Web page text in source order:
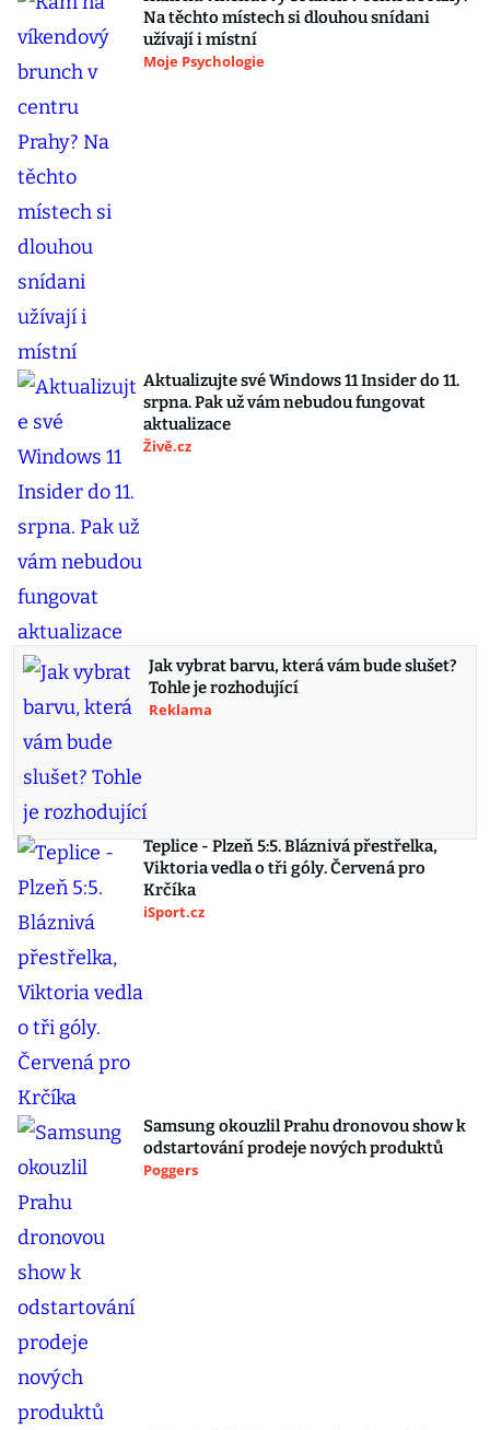
Na těchto místech si dlouhou snídani
užívají i místní
Moje Psychologie
Aktualizujte své Windows 11 Insider do 11.
srpna. Pak už vám nebudou fungovat
aktualizace
Živě.cz
Jak vybrat barvu, která vám bude slušet?
Tohle je rozhodující
Reklama
Teplice - Plzeň 5:5. Bláznivá přestřelka,
Viktoria vedla o tři góly. Červená pro
Krčíka
iSport.cz
Samsung okouzlil Prahu dronovou show k
odstartování prodeje nových produktů
Poggers